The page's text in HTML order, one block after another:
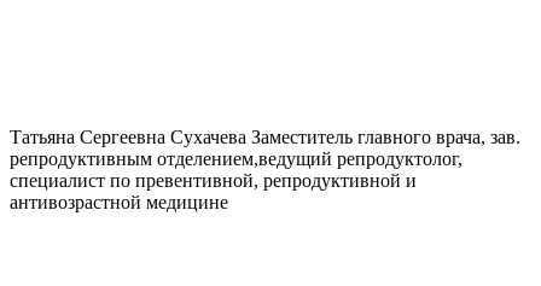
Татьяна Сергеевна Сухачева Заместитель главного врача, зав.
репродуктивным отделением,ведущий репродуктолог,
специалист по превентивной, репродуктивной и
антивозрастной медицине